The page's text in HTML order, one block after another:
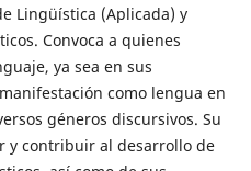
Lingüística (Aplicada) y
Convoca a quienes
ya sea en sus
como lengua en
géneros discursivos. Su
y contribuir al desarrollo de